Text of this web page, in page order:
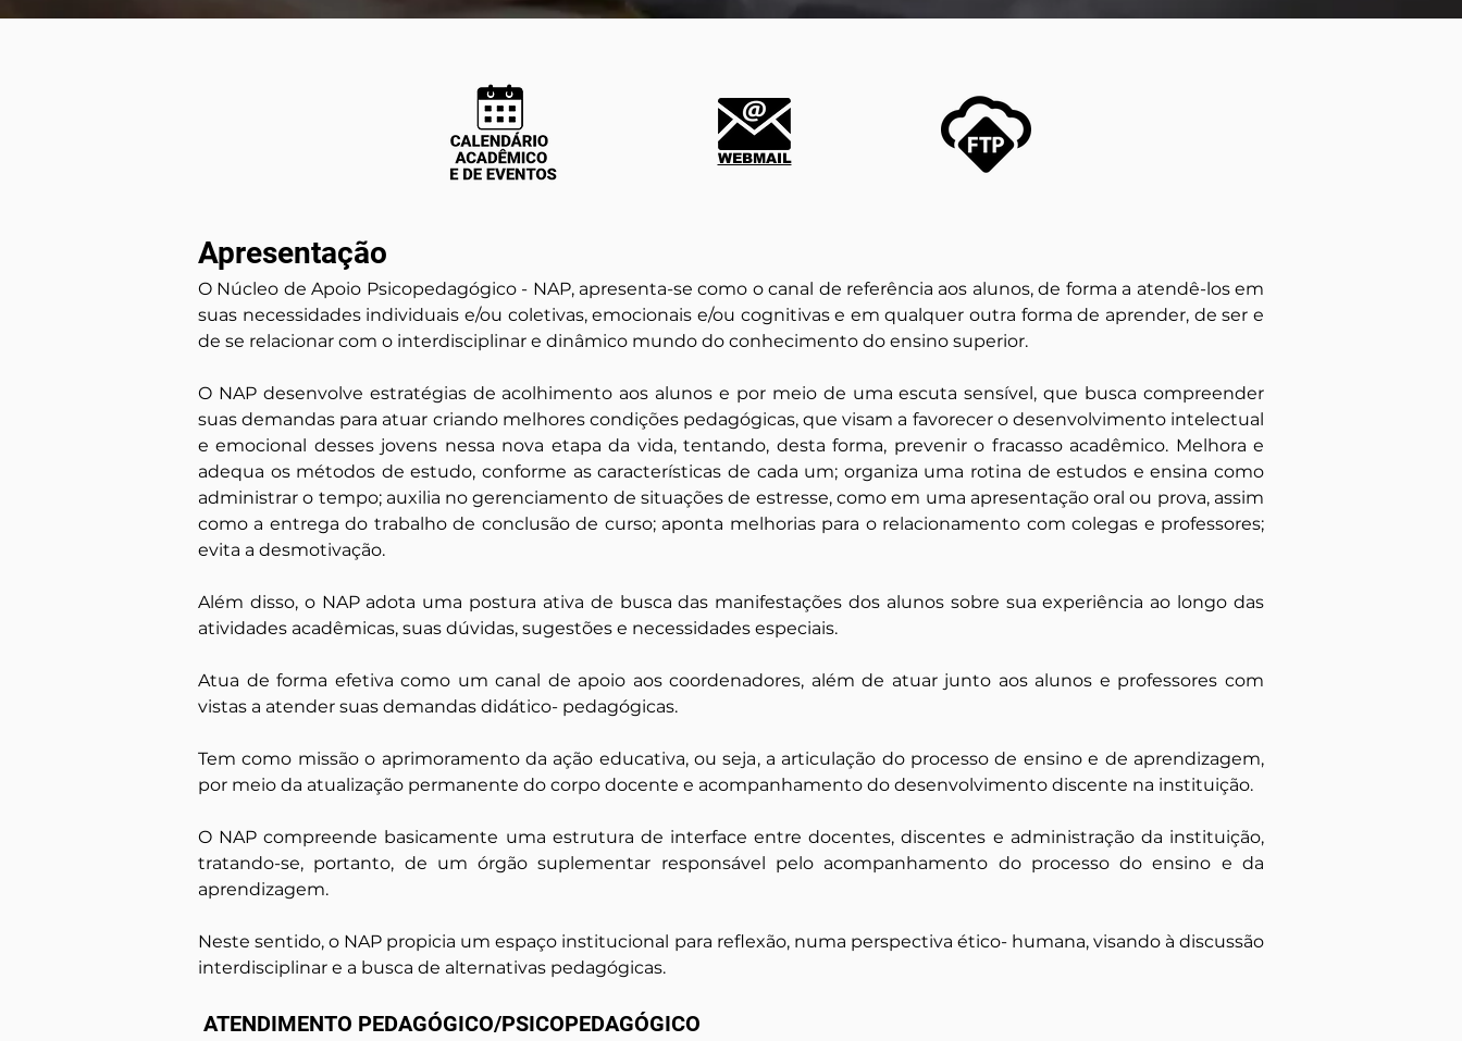
WEBMAIL
Apresentação
O Núcleo de Apoio Psicopedagógico - NAP, apresenta-se como o canal de referência aos alunos, de forma a atendê-los em
suas necessidades individuais e/ou coletivas, emocionais e/ou cognitivas e em qualquer outra forma de aprender, de ser e
de se relacionar com o interdisciplinar e dinâmico mundo do conhecimento do ensino superior.
O NAP desenvolve estratégias de acolhimento aos alunos e por meio de uma escuta sensível, que busca compreender
suas demandas para atuar criando melhores condições pedagógicas, que visam a favorecer o desenvolvimento intelectual
e emocional desses jovens nessa nova etapa da vida, tentando, desta forma, prevenir o fracasso acadêmico. Melhora e
adequa os métodos de estudo, conforme as características de cada um; organiza uma rotina de estudos e ensina como
administrar o tempo; auxilia no gerenciamento de situações de estresse, como em uma apresentação oral ou prova, assim
como a entrega do trabalho de conclusão de curso; aponta melhorias para o relacionamento com colegas e professores;
evita a desmotivação.
Além disso, o NAP adota uma postura ativa de busca das manifestações dos alunos sobre sua experiência ao longo das
atividades acadêmicas, suas dúvidas, sugestões e necessidades especiais.
Atua de forma efetiva como um canal de apoio aos coordenadores, além de atuar junto aos alunos e professores com
vistas a atender suas demandas didático- pedagógicas.
Tem como missão o aprimoramento da ação educativa, ou seja, a articulação do processo de ensino e de aprendizagem,
por meio da atualização permanente do corpo docente e acompanhamento do desenvolvimento discente na instituição.
O NAP compreende basicamente uma estrutura de interface entre docentes, discentes e administração da instituição,
tratando-se, portanto, de um órgão suplementar responsável pelo acompanhamento do processo do ensino e da
aprendizagem.
Neste sentido, o NAP propicia um espaço institucional para reflexão, numa perspectiva ético- humana, visando à discussão
interdisciplinar e a busca de alternativas pedagógicas.
ATENDIMENTO PEDAGÓGICO/PSICOPEDAGÓGICO